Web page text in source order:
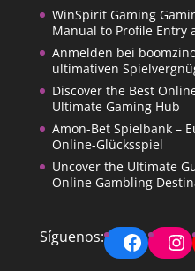
WinSpirit Gaming
Manual to Profile Entry
Anmelden bei
ultimativen
Discover the Best
Ultimate Gaming Hub
Amon-Bet Spielbank –
Online-Glücksspiel
Uncover the Ultimate
Online Gambling
Síguenos: